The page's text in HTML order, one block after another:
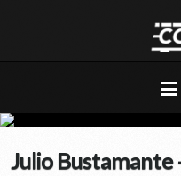
Julio Bustamante